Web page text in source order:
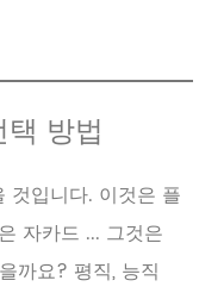
방법
것입니다. 이것은 플
자카드 ... 그것은
까요? 평직, 능직